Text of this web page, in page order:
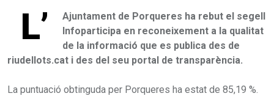
L’
Ajuntament de Porqueres ha rebut el segell
Infoparticipa en reconeixement a la qualitat
de la informació que es publica des de
riudellots.cat i des del seu portal de transparència.
La puntuació obtinguda per Porqueres ha estat de 85,19 %.